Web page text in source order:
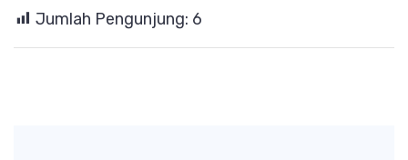
Jumlah Pengunjung: 6